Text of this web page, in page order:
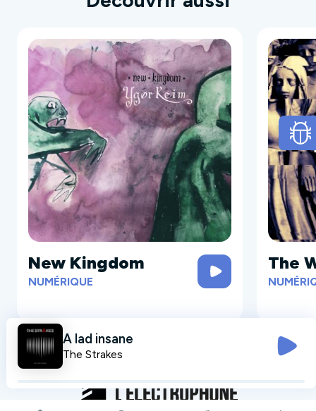
New Kingdom
NUMÉRIQUE
The
A lad insane
The Strakes